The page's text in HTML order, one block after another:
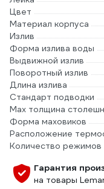
Цвет
Материал корпуса
Излив
Форма излива воды
Выдвижной излив
Поворотный излив
Длина излива
Стандарт подводки
Мах толщина
Форма маховиков
Расположение
Количество режимов
Гарантия
на товары